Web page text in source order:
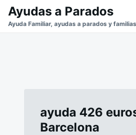
SaltarBuscar:
Ayudas a Parados
Ayuda Familiar, ayudas a parados y
ayuda 426
Barcelona